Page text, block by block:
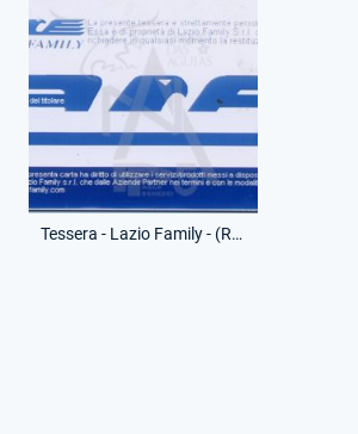
Tessera - Lazio Family - (Retro)